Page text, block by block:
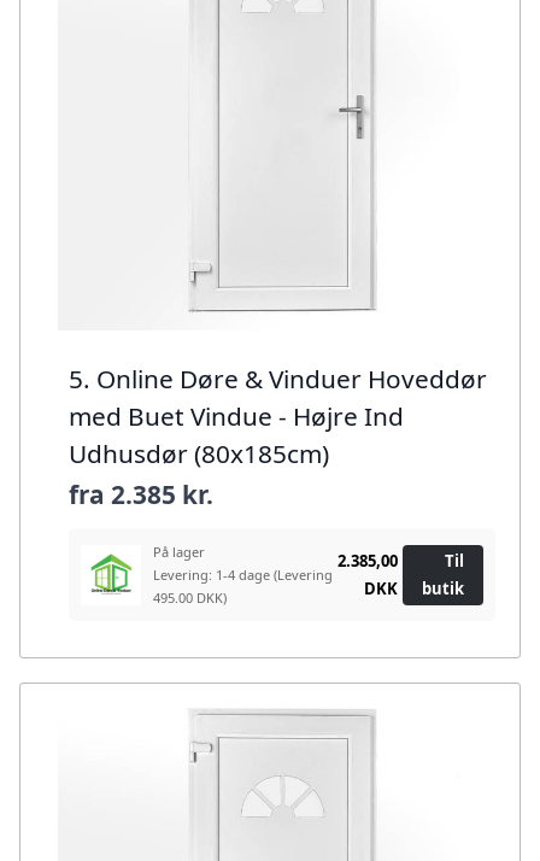
5. Online Døre & Vinduer Hoveddør
med Buet Vindue - Højre Ind
Udhusdør (80x185cm)
fra 2.385 kr.
På lager
Levering: 1-4 dage (Levering
495.00 DKK)
2.385,00
DKK
Til
butik